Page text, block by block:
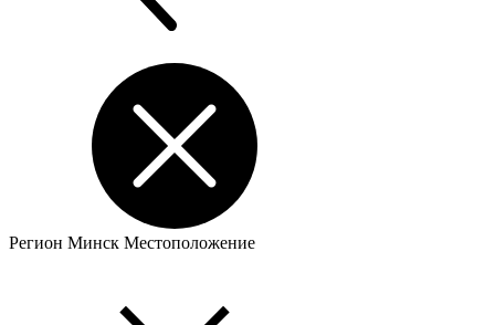
Регион Минск Местоположение